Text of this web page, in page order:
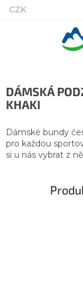
Přejít
CZK
DÁMSKÁ
KHAKI
Dámské bundy
pro každou
si u nás vybrat z